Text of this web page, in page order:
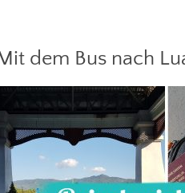
dem Bus nach